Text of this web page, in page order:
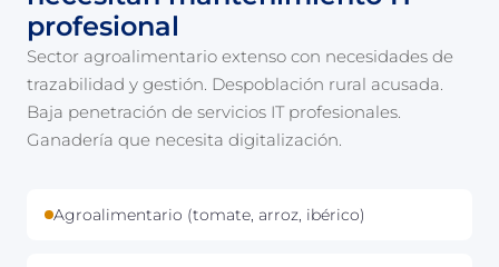
profesional
Sector agroalimentario extenso con necesidades de
trazabilidad y gestión. Despoblación rural acusada.
Baja penetración de servicios IT profesionales.
Ganadería que necesita digitalización.
Agroalimentario (tomate, arroz, ibérico)